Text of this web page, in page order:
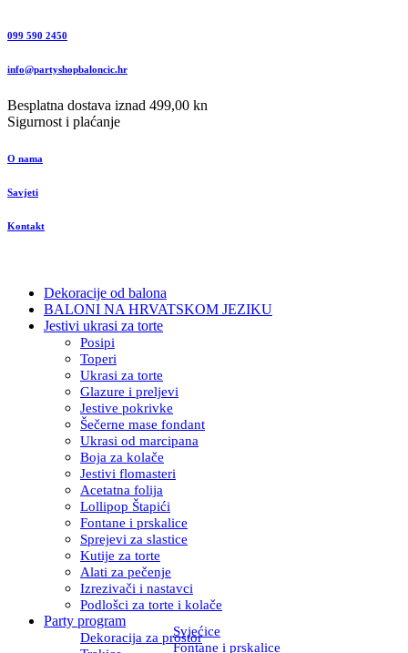
099 590 2450
info@partyshopbaloncic.hr
Besplatna dostava iznad 499,00 kn
Sigurnost i plaćanje
O nama
Savjeti
Kontakt
Dekoracije od balona
BALONI NA HRVATSKOM JEZIKU
Jestivi ukrasi za torte
Posipi
Toperi
Ukrasi za torte
Glazure i preljevi
Jestive pokrivke
Šečerne mase fondant
Ukrasi od marcipana
Boja za kolače
Jestivi flomasteri
Acetatna folija
Lollipop Štapići
Fontane i prskalice
Sprejevi za slastice
Kutije za torte
Alati za pečenje
Izrezivači i nastavci
Podlošci za torte i kolače
Party program
Dekoracija za prostor
Svjećice
Fontane i prskalice